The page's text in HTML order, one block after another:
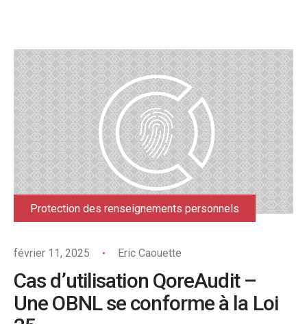
Protection des renseignements personnels
février 11, 2025 Eric Caouette
Cas d’utilisation QoreAudit –
Une OBNL se conforme à la Loi